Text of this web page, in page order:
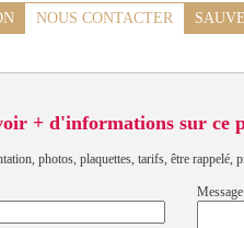
NOUS CONTACTER
+ d'informations sur ce
photos, plaquettes, tarifs, être rappelé,
Message